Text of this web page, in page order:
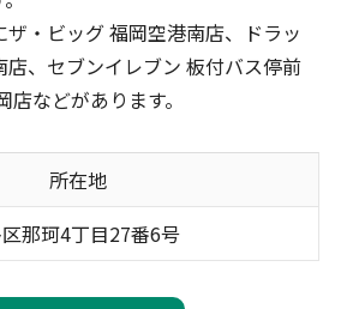
・ビッグ 福岡空港南店、ドラッ
店、セブンイレブン 板付バス停前
などがあります。
所在地
那珂4丁目27番6号